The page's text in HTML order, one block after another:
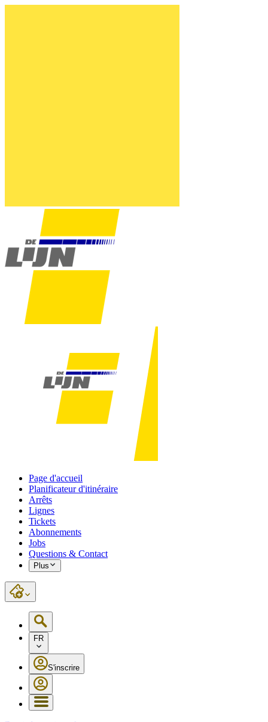
Page d'accueil
Planificateur d'itinéraire
Arrêts
Lignes
Tickets
Abonnements
Jobs
Questions & Contact
Plus
FR
S'inscrire